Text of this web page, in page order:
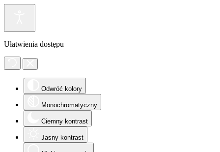
Ułatwienia dostępu
Odwróć kolory
Monochromatyczny
Ciemny kontrast
Jasny kontrast